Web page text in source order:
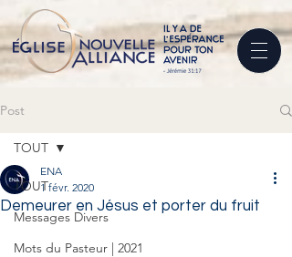
Post
TOUT
Messages Divers
Mots du Pasteur | 2021
TOUT
Demeurer en Jésus et porter du fruit
ENA
1 févr. 2020